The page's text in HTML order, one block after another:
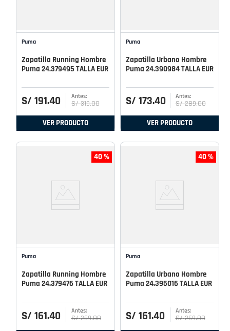
Puma
Zapatilla Running Hombre
Puma 24.379495 TALLA EUR
S/ 191.40 S/ 319.00
VER PRODUCTO
Puma
Zapatilla Urbano Hombre
Puma 24.390984 TALLA EUR
S/ 173.40 S/ 289.00
VER PRODUCTO
40 %
Puma
Zapatilla Running Hombre
Puma 24.379476 TALLA EUR
S/ 161.40 S/ 269.00
40 %
Puma
Zapatilla Urbano Hombre
Puma 24.395016 TALLA EUR
S/ 161.40 S/ 269.00